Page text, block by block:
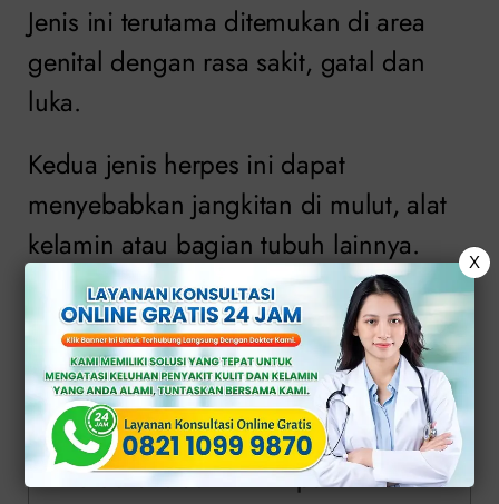
Jenis ini terutama ditemukan di area
genital dengan rasa sakit, gatal dan
luka.
Kedua jenis herpes ini dapat
menyebabkan jangkitan di mulut, alat
kelamin atau bagian tubuh lainnya.
Daftar Isi
Kenali Komplikasi Herpes yang
Tidak Mendapat Pengobatan
Pemeriksaan di Klinik Herpes
Terdekat atau Klinik Apollo
X